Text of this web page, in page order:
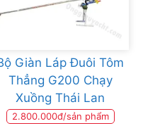
Giàn Láp Đuôi Tôm
Thẳng G200 Chạy
Xuồng Thái Lan
2.800.000đ/sản phẩm